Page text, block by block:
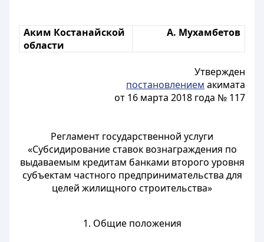
Аким Костанайской
области
А. Мухамбетов
Утвержден
постановлением акимата
от 16 марта 2018 года № 117
Регламент государственной услуги
«Субсидирование ставок вознаграждения по
выдаваемым кредитам банками второго уровня
субъектам частного предпринимательства для
целей жилищного строительства»
1. Общие положения